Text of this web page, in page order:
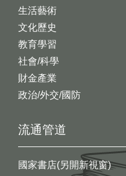
生活藝術
文化歷史
教育學習
社會/科學
財金產業
政治/外交/國防
流通管道
國家書店(另開新視窗)